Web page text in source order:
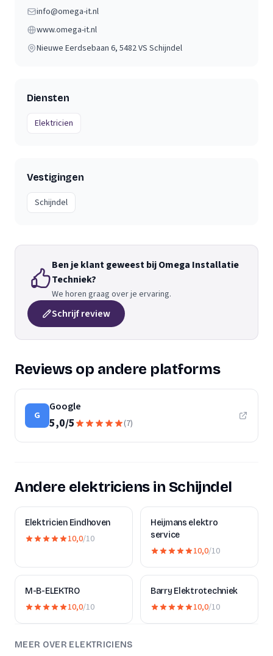
info@omega-it.nl
www.omega-it.nl
Nieuwe Eerdsebaan 6, 5482 VS Schijndel
Diensten
Elektricien
Vestigingen
Schijndel
Ben je klant geweest bij Omega Installatie
Techniek?
We horen graag over je ervaring.
Schrijf review
Reviews op andere platforms
G
Google
5,0/5 (7)
Andere elektriciens in Schijndel
Elektricien Eindhoven
10,0/10
Heijmans elektro
service
10,0/10
M-B-ELEKTRO
10,0/10
Barry Elektrotechniek
10,0/10
MEER OVER ELEKTRICIENS